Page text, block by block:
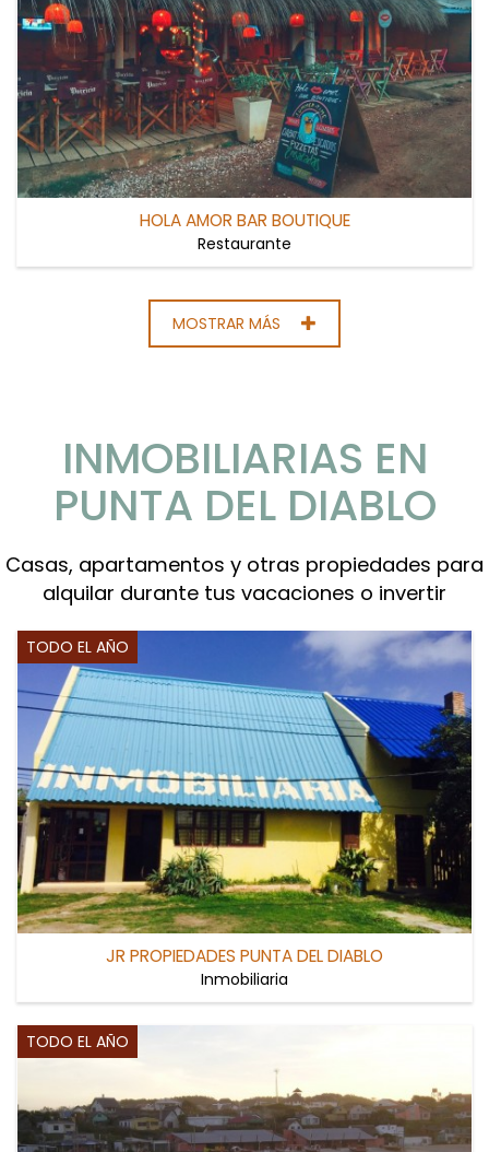
HOLA AMOR BAR BOUTIQUE
Restaurante
MOSTRAR MÁS
INMOBILIARIAS EN
PUNTA DEL DIABLO
Casas, apartamentos y otras propiedades para
alquilar durante tus vacaciones o invertir
TODO EL AÑO
JR PROPIEDADES PUNTA DEL DIABLO
Inmobiliaria
TODO EL AÑO